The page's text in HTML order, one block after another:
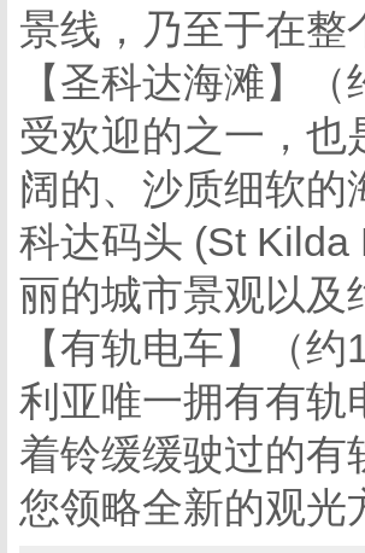
景线，乃至于在整
【圣科达海滩】
受欢迎的之一，也
阔的、沙质细软的
科达码头 (St
丽的城市景观以
【有轨电车】（
利亚唯一拥有有轨
着铃缓缓驶过的有
您领略全新的观光